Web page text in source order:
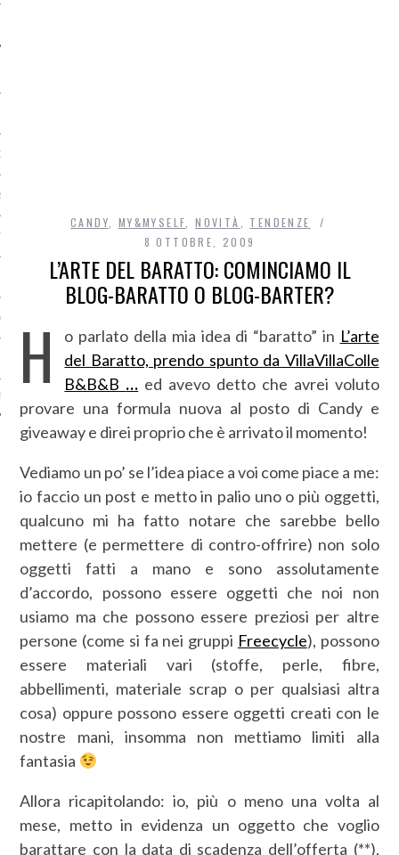
DI ACCESSO AI DATI
CANDY MY&MYSELF ,NOVITÀ
TENDENZE
8 OTTOBRE, 2009
L’ARTE DEL BARATTO: COMINCIAMO IL
BLOG-BARATTO O BLOG-BARTER?
H o parlato della mia idea di “baratto” in L’arte
del Baratto, prendo spunto da VillaVillaColle
B&B&B … ed avevo detto che avrei voluto
provare una formula nuova al posto di Candy e
giveaway e direi proprio che è arrivato il momento!
Vediamo un po’ se l’idea piace a voi come piace a me:
io faccio un post e metto in palio uno o più oggetti,
qualcuno mi ha fatto notare che sarebbe bello
mettere (e permettere di contro-offrire) non solo
oggetti fatti a mano e sono assolutamente
d’accordo, possono essere oggetti che noi non
usiamo ma che possono essere preziosi per altre
persone (come si fa nei gruppi Freecycle), possono
essere materiali vari (stoffe, perle, fibre,
abbellimenti, materiale scrap o per qualsiasi altra
cosa) oppure possono essere oggetti creati con le
nostre mani, insomma non mettiamo limiti alla
fantasia
Allora ricapitolando: io, più o meno una volta al
mese, metto in evidenza un oggetto che voglio
barattare con la data di scadenza dell’offerta (**),